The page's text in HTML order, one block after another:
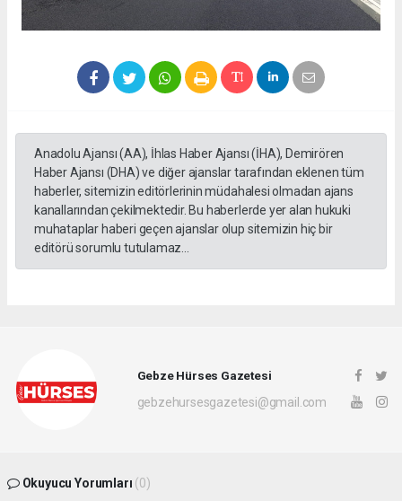
Anadolu Ajansı (AA), İhlas Haber Ajansı (İHA), Demirören
Haber Ajansı (DHA) ve diğer ajanslar tarafından eklenen tüm
haberler, sitemizin editörlerinin müdahalesi olmadan ajans
kanallarından çekilmektedir. Bu haberlerde yer alan hukuki
muhataplar haberi geçen ajanslar olup sitemizin hiç bir
editörü sorumlu tutulamaz...
Gebze Hürses Gazetesi
gebzehursesgazetesi@gmail.com
Okuyucu Yorumları (0)